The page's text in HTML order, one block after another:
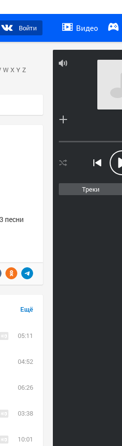
Войти Видео
Треки
W X Y Z
песни
Ещё
05:11
04:52
06:26
03:38
10:01